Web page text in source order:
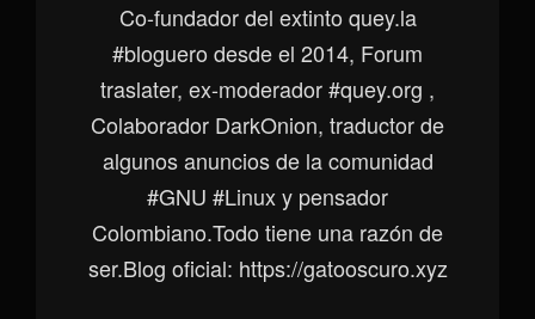
Co-fundador del extinto quey.la
#bloguero desde el 2014, Forum
traslater, ex-moderador #quey.org ,
Colaborador DarkOnion, traductor de
algunos anuncios de la comunidad
#GNU #Linux y pensador
Colombiano.Todo tiene una razón de
ser.Blog oficial: https://gatooscuro.xyz